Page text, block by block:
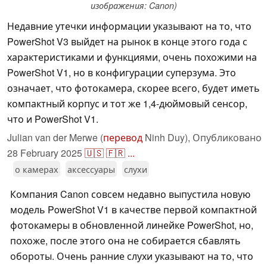
изображения: Canon)
Недавние утечки информации указывают на то, что
PowerShot V3 выйдет на рынок в конце этого года с
характеристиками и функциями, очень похожими на
PowerShot V1, но в конфигурации суперзума. Это
означает, что фотокамера, скорее всего, будет иметь
компактный корпус и тот же 1,4-дюймовый сенсор,
что и PowerShot V1.
Julian van der Merwe (перевод Ninh Duy), Опубликовано
28 February 2025🇺🇸🇫🇷 ...
о камерах аксессуары слухи
Компания Canon совсем недавно выпустила новую
модель PowerShot V1 в качестве первой компактной
фотокамеры в обновленной линейке PowerShot, но,
похоже, после этого она не собирается сбавлять
обороты. Очень ранние слухи указывают на то, что